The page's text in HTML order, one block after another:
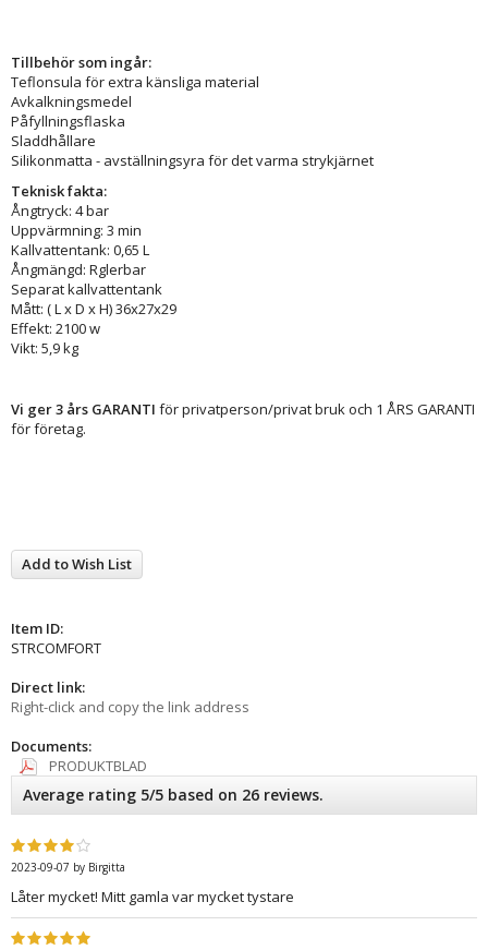
Tillbehör som ingår:
Teflonsula för extra känsliga material
Avkalkningsmedel
Påfyllningsflaska
Sladdhållare
Silikonmatta - avställningsyra för det varma strykjärnet
Teknisk fakta:
Ångtryck: 4 bar
Uppvärmning: 3 min
Kallvattentank: 0,65 L
Ångmängd: Rglerbar
Separat kallvattentank
Mått: ( L x D x H) 36x27x29
Effekt: 2100 w
Vikt: 5,9 kg
Vi ger 3 års GARANTI för privatperson/privat bruk och 1 ÅRS GARANTI
för företag.
Add to Wish List
Item ID:
STRCOMFORT
Direct link:
Right-click and copy the link address
Documents:
PRODUKTBLAD
Average rating 5/5 based on 26 reviews.
2023-09-07 by Birgitta
Låter mycket! Mitt gamla var mycket tystare